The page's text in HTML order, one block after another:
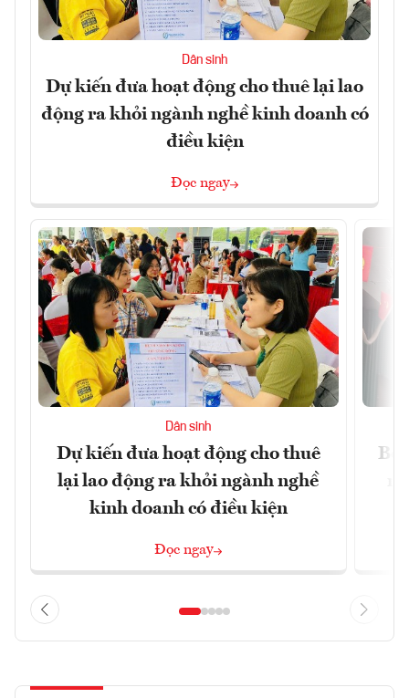
Dân sinh
Dự kiến đưa hoạt động cho thuê lại lao
động ra khỏi ngành nghề kinh doanh có
điều kiện
Đọc ngay
Dân sinh
Dự kiến đưa hoạt động cho thuê
lại lao động ra khỏi ngành nghề
kinh doanh có điều kiện
Đọc ngay
Bộ